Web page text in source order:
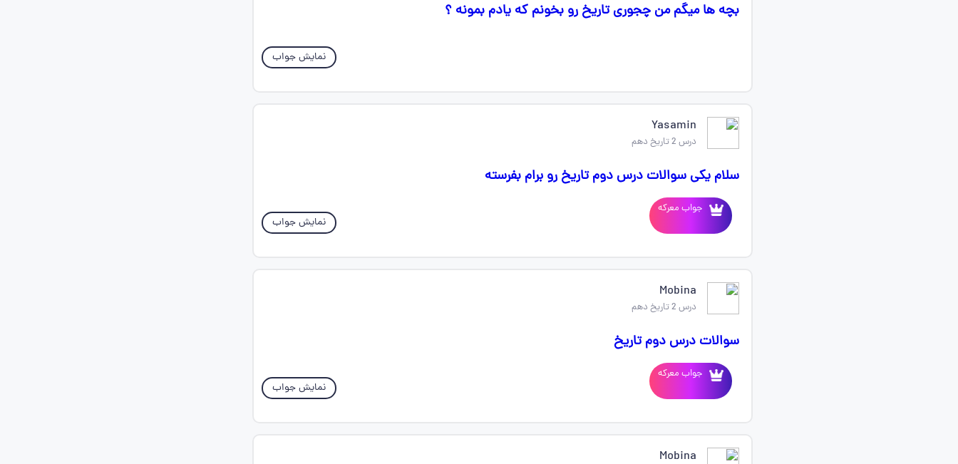
بچه ها میگم من چجوری تاریخ رو بخونم که یادم بمونه ؟
نمایش جواب
Yasamin
درس 2 تاریخ دهم
سلام یکی سوالات درس دوم تاریخ رو برام بفرسته
جواب معرکه
نمایش جواب
Mobina
درس 2 تاریخ دهم
سوالات درس دوم تاریخ
جواب معرکه
نمایش جواب
Mobina